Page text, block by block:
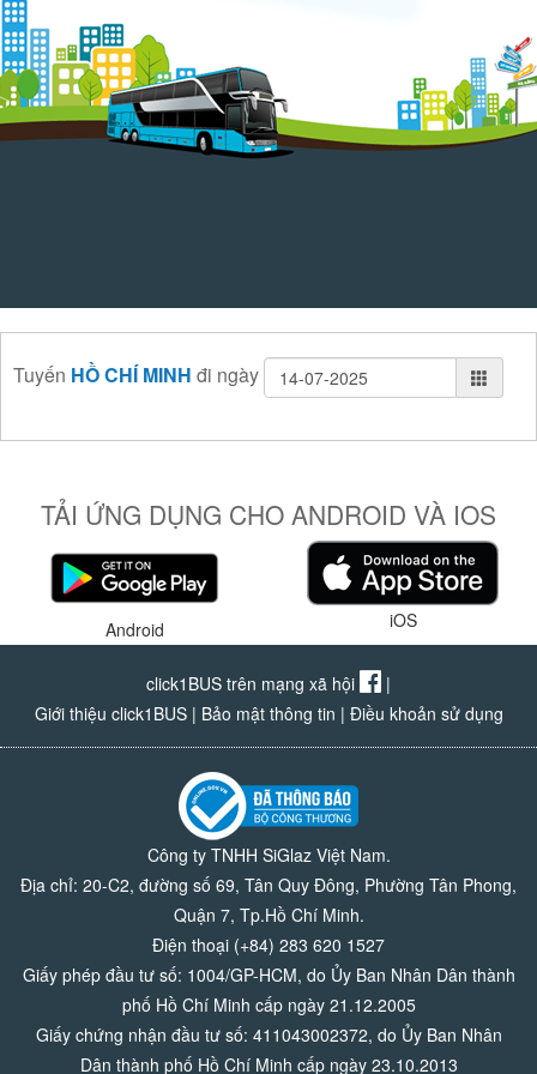
Tuyến HỒ CHÍ MINH đi ngày
TẢI ỨNG DỤNG CHO ANDROID VÀ IOS
Android iOS
click1BUS trên mạng xã hội
|
Giới thiệu click1BUS| Bảo mật thông tin | Điều khoản sử dụng
Công ty TNHH SiGlaz Việt Nam.
Địa chỉ: 20-C2, đường số 69, Tân Quy Đông, Phường Tân Phong,
Quận 7, Tp.Hồ Chí Minh.
Điện thoại (+84) 283 620 1527
Giấy phép đầu tư số: 1004/GP-HCM, do Ủy Ban Nhân Dân thành
phố Hồ Chí Minh cấp ngày 21.12.2005
Giấy chứng nhận đầu tư số: 411043002372, do Ủy Ban Nhân
Dân thành phố Hồ Chí Minh cấp ngày 23.10.2013